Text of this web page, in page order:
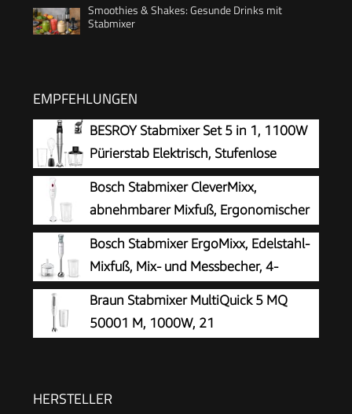
Smoothies & Shakes: Gesunde Drinks mit
Stabmixer
EMPFEHLUNGEN
BESROY Stabmixer Set 5 in 1, 1100W
Pürierstab Elektrisch, Stufenlose
Geschwindigkeit, Edelstahl Hand
Blender inkl. Zerkleinerer, Schneebesen,
Milchaufschäumer & Messbecher, Ideal für
Suppen, Smoothies
Bosch Stabmixer CleverMixx,
abnehmbarer Mixfuß, Ergonomischer
Griff, leichtes Gehäuse, 4-Klingen-
Messer, einfache Reinigung, 400 W, weiß/rot,
MSM14000
Bosch Stabmixer ErgoMixx, Edelstahl-
Mixfuß, Mix- und Messbecher, 4-
Klingen-Messer, Zerkleinerer,
ergonomisches Design, 12 Stufen plus Turbo,
600 W, weiß/grau, MSM66120
Braun Stabmixer MultiQuick 5 MQ
50001 M, 1000W, 21
SplashControl, Inkl. 600ml Becher, Weiß
HERSTELLER